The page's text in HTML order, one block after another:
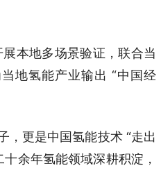
本地多场景验证，联合当
地氢能产业输出 “中国经
，更是中国氢能技术 “走出
余年氢能领域深耕积淀，